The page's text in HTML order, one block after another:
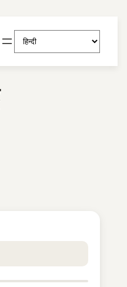
पर
एक
भाषा
चुनें